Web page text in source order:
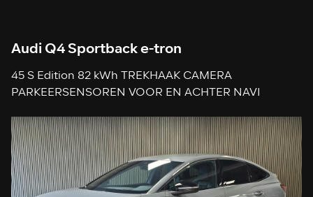
Audi Q4 Sportback e-tron
45 S Edition 82 kWh TREKHAAK CAMERA
PARKEERSENSOREN VOOR EN ACHTER NAVI